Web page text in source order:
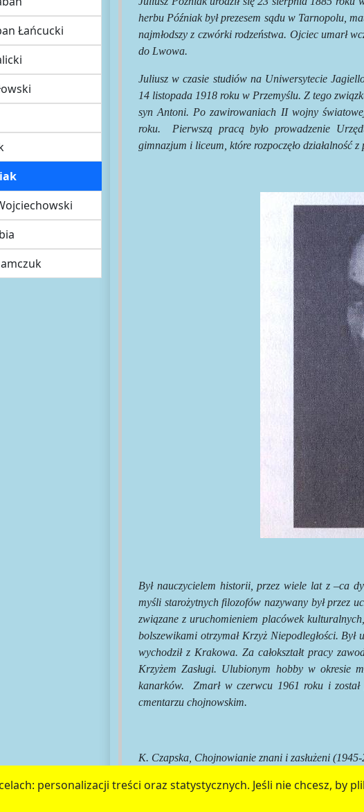
personalizacji treści oraz statystycznych. Jeśli nie chcesz, by
Łańcucki
herbu Późniak był prezesem sądu w Tarnopolu,
najmłodszy z czwórki rodzeństwa. Ojciec umarł
do Lwowa.
Juliusz w czasie studiów na Uniwersytecie
14 listopada 1918 roku w Przemyślu. Z tego
syn Antoni. Po zawirowaniach II wojny
roku.
Pierwszą pracą było prowadzenie
gimnazjum i liceum, które rozpoczęło działalność
Był nauczycielem historii, przez wiele lat z –ca
myśli starożytnych filozofów nazywany był przez
związane z uruchomieniem placówek
bolszewikami otrzymał Krzyż Niepodległości.
wychodził z Krakowa. Za całokształt pracy
Krzyżem Zasługi. Ulubionym hobby w okresie
kanarków.
Zmarł w czerwcu 1961 roku i
cmentarzu chojnowskim.
K. Czapska, Chojnowianie znani i zasłużeni
portalu miejskiego www.chojnow.eu przygotowanego przez